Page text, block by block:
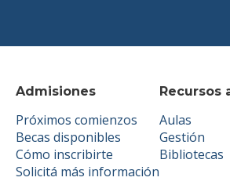
Admisiones
Próximos comienzos
Becas disponibles
Cómo inscribirte
Solicitá más información
Recursos
Aulas
Gestión
Bibliotecas